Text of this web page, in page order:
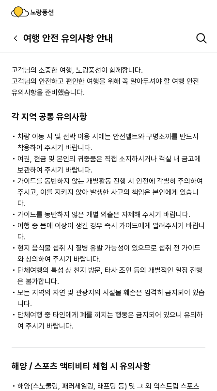
여행 안전 유의사항 안내
고객님의 소중한 여행, 노랑풍선이 함께합니다.
고객님의 안전하고 편안한 여행을 위해 꼭 알아두셔야 할 여행 안전
유의사항을 준비했습니다.
각 지역 공통 유의사항
차량 이동 시 및 선박 이용 시에는 안전벨트와 구명조끼를 반드시
착용하여 주시기 바랍니다.
여권, 현금 및 본인의 귀중품은 직접 소지하시거나 객실 내 금고에
보관하여 주시기 바랍니다.
가이드를 동반하지 않는 개별활동 진행 시 안전에 각별히 주의하여
주시고, 이를 지키지 않아 발생한 사고의 책임은 본인에게 있습니
다.
가이드를 동반하지 않은 개별 외출은 자제해 주시기 바랍니다.
여행 중 몸에 이상이 생긴 경우 즉시 가이드에게 알려주시기 바랍니
다.
현지 음식물 섭취 시 질병 유발 가능성이 있으므로 섭취 전 가이드
와 상의하여 주시기 바랍니다.
단체여행의 특성 상 친지 방문, 타사 조인 등의 개별적인 일정 진행
은 불가합니다.
모든 지역의 자연 및 관광지의 시설물 훼손은 엄격히 금지되어 있습
니다.
단체여행 중 타인에게 폐를 끼치는 행동은 금지되어 있으니 유의하
여 주시기 바랍니다.
해양 / 스포츠 액티비티 체험 시 유의사항
해양(스노쿨링, 패러세일링, 래프팅 등) 및 그 외 익스트림 스포츠